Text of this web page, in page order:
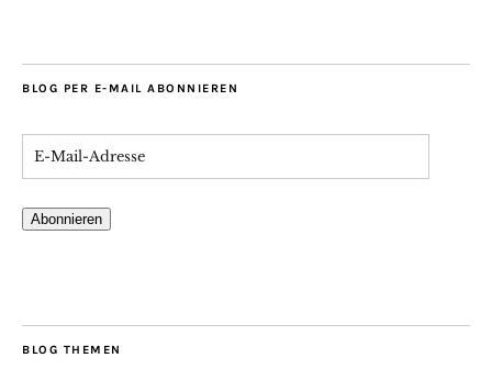
BLOG PER E-MAIL ABONNIEREN
Abonnieren
BLOG THEMEN